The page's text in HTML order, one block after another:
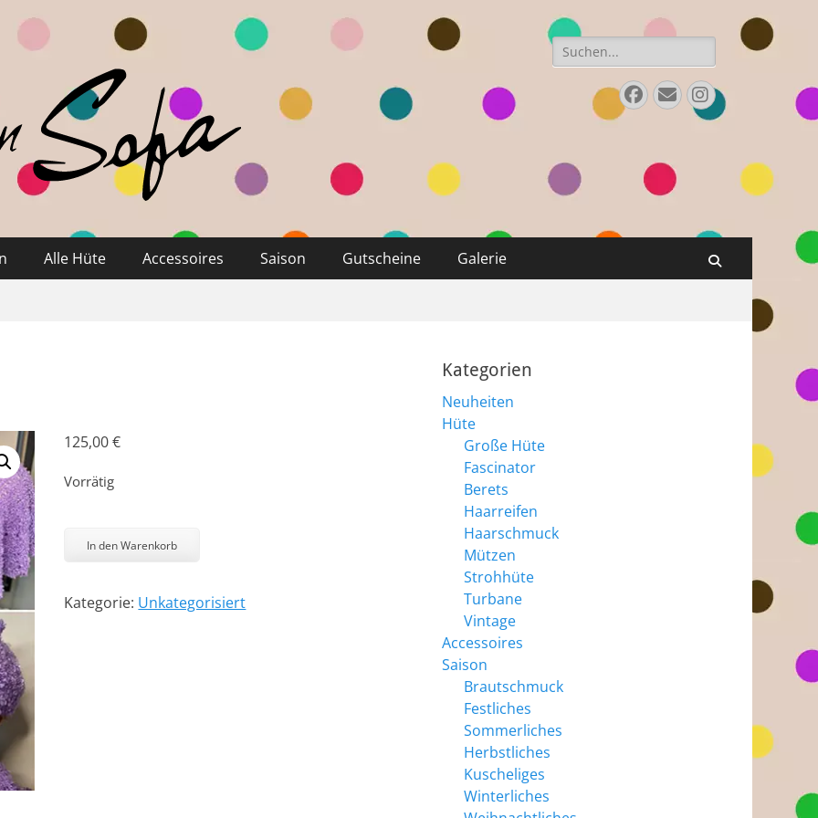
Suchen
nach:
Facebook
EmailInstagram
Alle Hüte Accessoires Saison Gutscheine Galerie
125,00€
Vorrätig
Menge
In den Warenkorb
Kategorie: Unkategorisiert
Kategorien
Neuheiten
Hüte
Große Hüte
Fascinator
Berets
Haarreifen
Haarschmuck
Mützen
Strohhüte
Turbane
Vintage
Accessoires
Saison
Brautschmuck
Festliches
Sommerliches
Herbstliches
Kuscheliges
Winterliches